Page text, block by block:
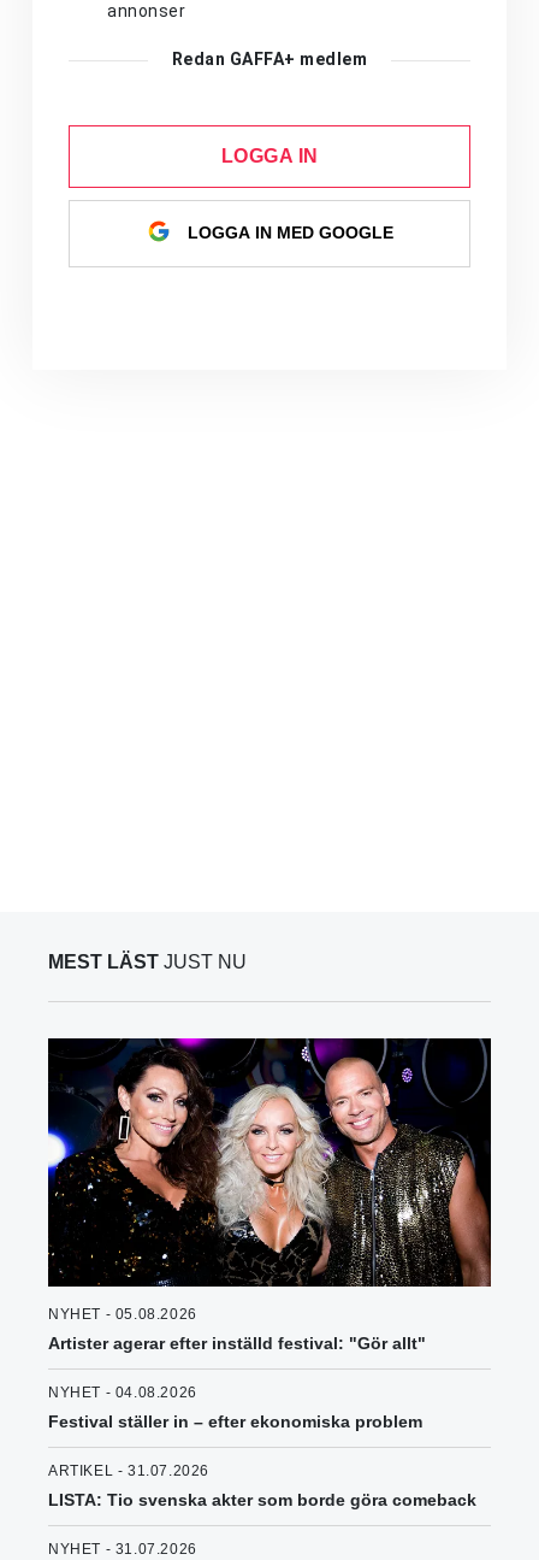
annonser
Redan GAFFA+ medlem
LOGGA IN
LOGGA IN MED GOOGLE
MEST LÄST JUST NU
NYHET - 05.08.2026
Artister agerar efter inställd festival: "Gör allt"
NYHET - 04.08.2026
Festival ställer in – efter ekonomiska problem
ARTIKEL - 31.07.2026
LISTA: Tio svenska akter som borde göra comeback
NYHET - 31.07.2026